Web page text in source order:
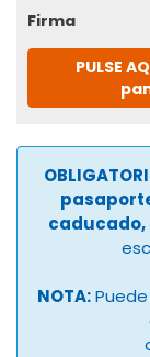
Firma
PULSE
pasaporte
caducado,
NOTA:Puede